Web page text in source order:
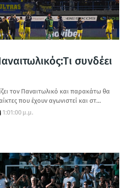
συνδέει
τον Παναιτωλικό και παρακάτω θα
που έχουν αγωνιστεί και στ…
1:01:00 μ.μ.